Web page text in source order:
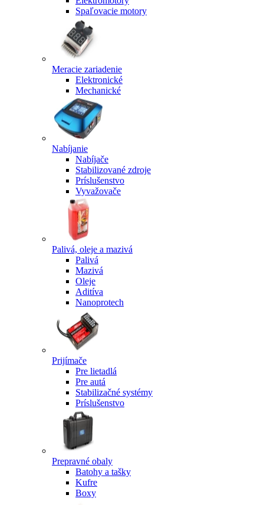
Spaľovacie motory
Meracie zariadenie
Elektronické
Mechanické
Nabíjanie
Nabíjače
Stabilizované zdroje
Príslušenstvo
Vyvažovače
Palivá, oleje a mazivá
Palivá
Mazivá
Oleje
Aditíva
Nanoprotech
Prijímače
Pre lietadlá
Pre autá
Stabilizačné systémy
Príslušenstvo
Prepravné obaly
Batohy a tašky
Kufre
Boxy